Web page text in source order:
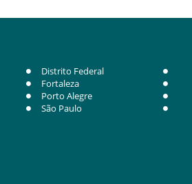
Distrito Federal
Fortaleza
Porto Alegre
São Paulo